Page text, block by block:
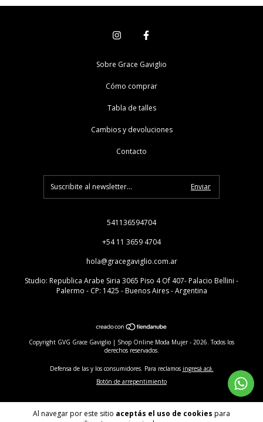
Al navegar por este sitio aceptás el uso de cookies para
Sobre Grace Gaviglio
Cómo comprar
Tabla de talles
Cambios y devoluciones
Contacto
541136594704
+54 11 3659 4704
hola@gracegaviglio.com.ar
Studio: Republica Arabe Siria 3065 Piso 4 Of 407- Palacio Bellini -
Palermo - CP: 1425 - Buenos Aires - Argentina
Copyright GVG Grace Gaviglio | Shop Online Moda Mujer - 2026. Todos los
derechos reservados.
Defensa de las y los consumidores. Para reclamos ingresá acá.
Botón de arrepentimiento